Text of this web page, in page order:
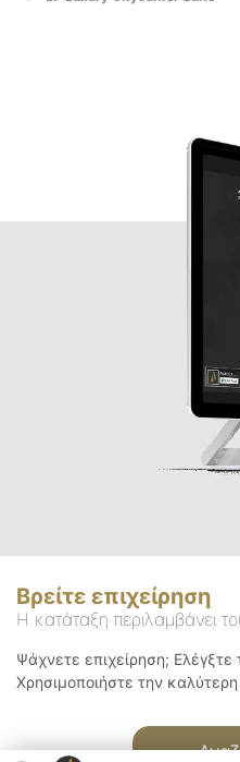
Βρείτε επιχείρηση
Η κατάταξη περιλαμβάνει
Ψάχνετε επιχείρηση;
Χρησιμοποιήστε την